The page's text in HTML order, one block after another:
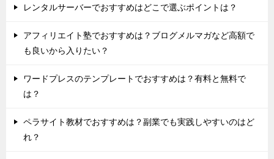
レンタルサーバーでおすすめはどこで選ぶポイントは？
アフィリエイト塾でおすすめは？ブログメルマガなど高額で
も良いから入りたい？
ワードプレスのテンプレートでおすすめは？有料と無料で
は？
ペラサイト教材でおすすめは？副業でも実践しやすいのはど
れ？